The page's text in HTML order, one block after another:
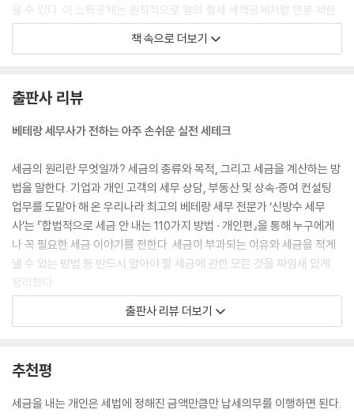
을 수 있다. 이 소득공제는 원칙적으로 앞의 월세 세액공제처럼 연봉 제한
이 없다. 마지막으로 월세나 전세를 살고 있는 상태에서 내 집 마련을 하는
경우가 있다. 이때 대출을 받아 이자를 납부하고 있다면 납부한 이자의 10
줄어든다는 이점이 있다. 단, 이 공제를 받으려면 집 명의자가 근로소득자
가 되어야 하고 취득 시 기준시가가 6억 원 이하가 되어야 한다. 이러한 조
--- p.61-62
교육비 세액공제는 수업료 등 공과금의 성격만 해당되나, 학교 급식비, 학
교에서 구입한 교과서대, 학교에서 실시하는 방과 후 학교 수업료는 공제
받을 수 있다. 다만, 취학 전 아동의 경우 보육 비용이나 1주 1회 이상 실시
하는 교육과정(음악, 미술, 무용학원, 수영, 태권도장 등)의 교습을 받으며
지출한 수강료는 학원장이 발급한 증명서로 공제를 받을 수 있다. 참고로 2
026년부터 9세 미만 또는 초등학교 2학년 미만의 예체능 관련 학원비도
교육비 세액공제를 받을 수 있을 것으로 보인다.
--- p.68
토지거래허가구역 내에서는 의무적으로 2년 거주를 해야 한다. 2025년 1
서울과 경기도 12개 지역에서 아파트나 아파트 단지 내의 연립·다세대주
책 속으로 더보기
출판사 리뷰
베테랑 세무사가 전하는 아주 손쉬운 실전 세테크
세금의 원리란 무엇일까? 세금의 종류와 목적, 그리고 세금을 계산하는 방
법을 말한다. 기업과 개인 고객의 세무 상담, 부동산 및 상속·증여 컨설팅
업무를 도맡아 해 온 우리나라 최고의 베테랑 세무 전문가 ‘신방수 세무
사’는 『합법적으로 세금 안 내는 110가지 방법 · 개인편』을 통해 누구에게
나 꼭 필요한 세금 이야기를 전한다. 세금이 부과되는 이유와 세금을 적게
낼 수 있는 방법 등 반드시 알아야 할 세금에 관한 모든 것을 짜임새 있게
정리했다.
이 책에는 자산관리 컨설턴트를 목표로 세금 관련 공부에 매진하고 있는
자 야무진의 직장 상사인 ‘고단수’ 등 세 명의 인물이 등장한다. 이들 주변
에서 일어나는 여러 가지 세금 문제를 스토리텔링 방식으로 제시하고, 그
출판사 리뷰 더보기
추천평
세금을 내는 개인은 세법에 정해진 금액만큼만 납세의무를 이행하면 된다.